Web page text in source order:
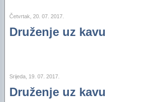
Četvrtak, 20. 07. 2017.
Druženje uz kavu
Srijeda, 19. 07. 2017.
Druženje uz kavu